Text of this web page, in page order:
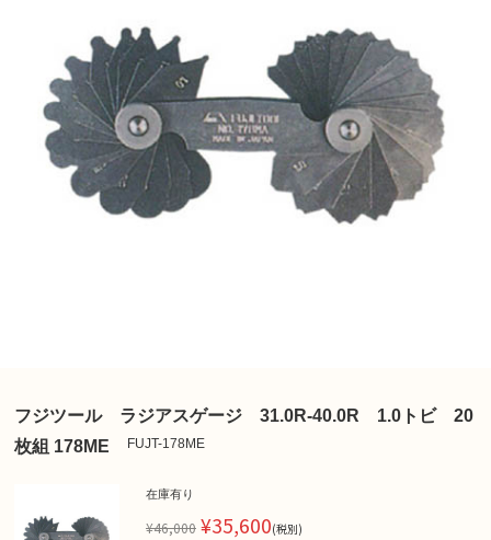
フジツール ラジアスゲージ 31.0R-40.0R 1.0トビ 20
枚組 178ME
FUJT-178ME
在庫有り
¥46,000 ¥35,600(税別)